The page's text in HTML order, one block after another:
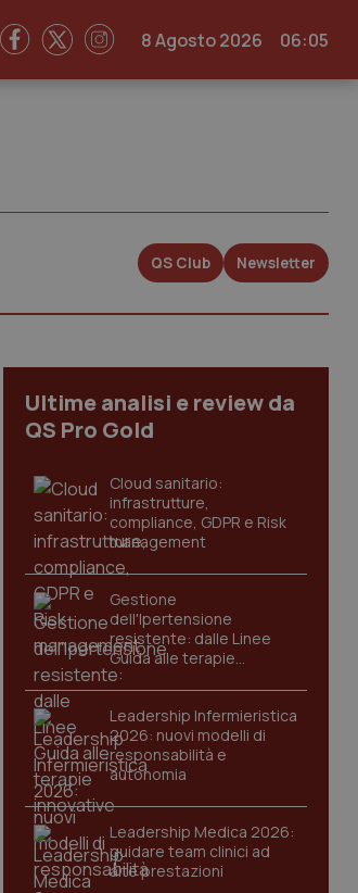
8 Agosto 2026 06:05
QS Club Newsletter
Ultime analisi e review da
QS Pro Gold
Cloud sanitario:
infrastrutture,
compliance, GDPR e Risk
management
Gestione
dell'Ipertensione
resistente: dalle Linee
Guida alle terapie
innovative
Leadership Infermieristica
2026: nuovi modelli di
responsabilità e
autonomia
Leadership Medica 2026:
guidare team clinici ad
alte prestazioni